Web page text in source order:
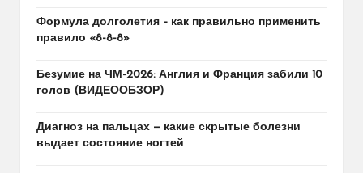
Формула долголетия – как правильно применить
правило «8-8-8»
Безумие на ЧМ-2026: Англия и Франция забили 10
голов (ВИДЕООБЗОР)
Диагноз на пальцах — какие скрытые болезни
выдает состояние ногтей